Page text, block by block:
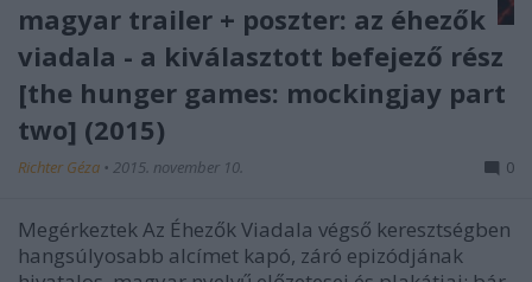
magyar trailer + poszter: az éhezők
viadala - a kiválasztott befejező rész
[the hunger games: mockingjay part
two] (2015)
Richter Géza • 2015. november 10. 0
Megérkeztek Az Éhezők Viadala végső keresztségben
hangsúlyosabb alcímet kapó, záró epizódjának